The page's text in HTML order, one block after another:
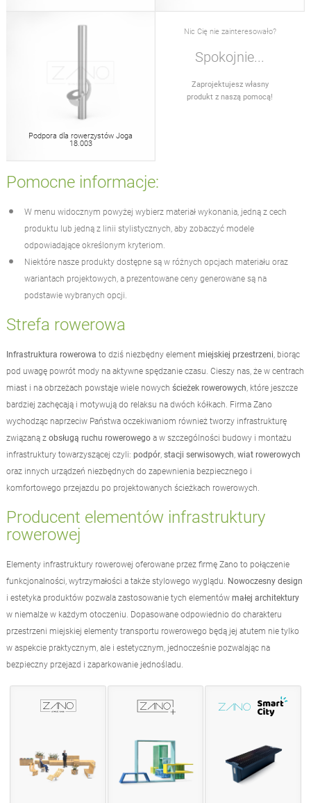
Podpora dla rowerzystów Joga
18.003
Nic Cię nie zainteresowało?
Spokojnie...
Zaprojektujesz własny
produkt z naszą pomocą!
Pomocne informacje:
W menu widocznym powyżej wybierz materiał wykonania, jedną z cech
produktu lub jedną z linii stylistycznych, aby zobaczyć modele
odpowiadające określonym kryteriom.
Niektóre nasze produkty dostępne są w różnych opcjach materiału oraz
wariantach projektowych, a prezentowane ceny generowane są na
podstawie wybranych opcji.
Strefa rowerowa
Infrastruktura rowerowa to dziś niezbędny element miejskiej przestrzeni, biorąc
pod uwagę powrót mody na aktywne spędzanie czasu. Cieszy nas, że w centrach
miast i na obrzeżach powstaje wiele nowych ścieżek rowerowych, które jeszcze
bardziej zachęcają i motywują do relaksu na dwóch kółkach. Firma Zano
wychodząc naprzeciw Państwa oczekiwaniom również tworzy infrastrukturę
związaną z obsługą ruchu rowerowegoa w szczególności budowy i montażu
infrastruktury towarzyszącej czyli: podpór, stacji serwisowych, wiat rowerowych
oraz innych urządzeń niezbędnych do zapewnienia bezpiecznego i
komfortowego przejazdu po projektowanych ścieżkach rowerowych.
Producent elementów infrastruktury
rowerowej
Elementy infrastruktury rowerowej oferowane przez firmę Zano to połączenie
funkcjonalności, wytrzymałości a także stylowego wyglądu. Nowoczesny design
i estetyka produktów pozwala zastosowanie tych elementów małej architektury
w niemalże w każdym otoczeniu. Dopasowane odpowiednio do charakteru
przestrzeni miejskiej elementy transportu rowerowego będą jej atutem nie tylko
w aspekcie praktycznym, ale i estetycznym, jednocześnie pozwalając na
bezpieczny przejazd i zaparkowanie jednośladu.